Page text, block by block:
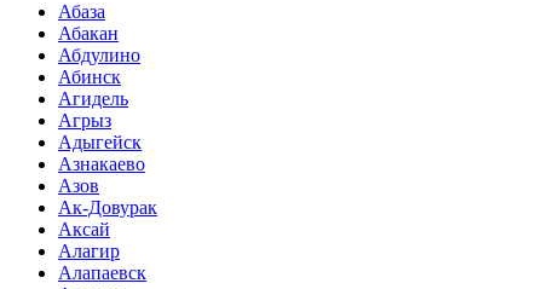
Абаза
Абакан
Абдулино
Абинск
Агидель
Агрыз
Адыгейск
Азнакаево
Азов
Ак-Довурак
Аксай
Алагир
Алапаевск